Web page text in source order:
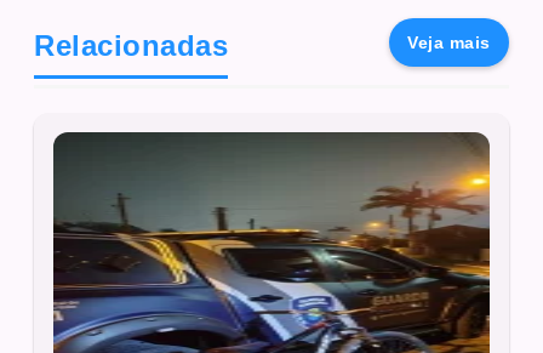
Relacionadas Veja mais